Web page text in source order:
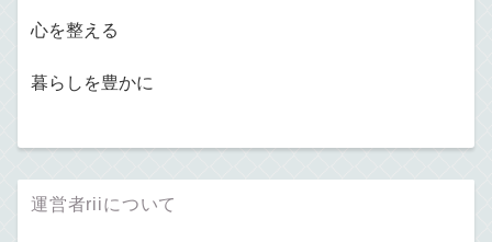
心を整える
暮らしを豊かに
運営者riiについて